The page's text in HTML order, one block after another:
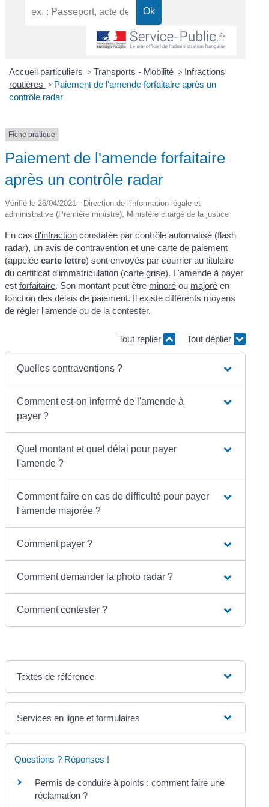
Accueil particuliers > Transports - Mobilité > Infractions
routières > Paiement de l'amende forfaitaire après un
contrôle radar
Fiche pratique
Paiement de l'amende forfaitaire
après un contrôle radar
Vérifié le 26/04/2021 - Direction de l'information légale et
administrative (Première ministre), Ministère chargé de la justice
En casd'infraction constatée par contrôle automatisé (flash
radar), un avis de contravention et une carte de paiement
(appeléecarte lettre) sont envoyés par courrier au titulaire
du certificat d'immatriculation (carte grise). L'amende à payer
estforfaitaire. Son montant peut être minoré ou majoré en
fonction des délais de paiement. Il existe différents moyens
de régler l'amende ou de la contester.
Tout replier Tout déplier
Quelles contraventions ?
Comment est-on informé de l'amende à
payer ?
Quel montant et quel délai pour payer
l'amende ?
Comment faire en cas de difficulté pour payer
l'amende majorée ?
Comment payer ?
Comment demander la photo radar ?
Comment contester ?
Textes de référence
Services en ligne et formulaires
Questions ? Réponses !
Permis de conduire à points : comment faire une
réclamation ?